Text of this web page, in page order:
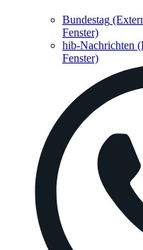
Bundestag
Fenster)
hib-Nachrichten
Fenster)